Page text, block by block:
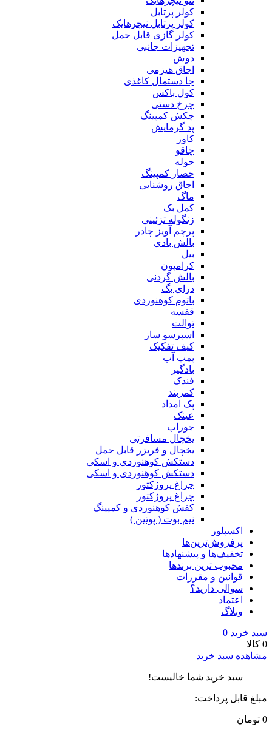
کولر پرتابل
کولر پرتابل نیچرهایک
کولر گازی قابل حمل
تجهیزات جانبی
دوش
اجاق هیزمی
جا دستمال کاغذی
کول باکس
چرخ دستی
چکش کمپینگ
پد گرمایش
کاور
چاقو
حوله
حصار کمپینگ
اجاق روشنایی
ماگ
کمل بک
زنگوله تزئینی
پرچم آویز چادر
بالش بادی
بیل
کرامپون
بالش گردنی
درای بگ
باتوم کوهنوردی
قفسه
توالت
اسپرسو ساز
کیف تفکیک
پمپ آب
بادگیر
فندک
کمربند
پک امداد
عینک
جوراب
یخچال مسافرتی
یخچال و فریزر قابل حمل
دستکش کوهنوردی و اسکی
دستکش کوهنوردی و اسکی
چراغ پروژکتور
چراغ پروژکتور
کفش کوهنوردی و کمپینگ
نیم بوت ( پوتین )
اکسپلور
پرفروش‌ترین‌ها
تخفیف‌ها و پیشنهادها
محبوب ترین برندها
قوانین و مقررات
سوالی دارید؟
اعتماد
وبلاگ
سبد خرید 0
0 کالا
مشاهده سبد خرید
سبد خرید شما خالیست!
مبلغ قابل پرداخت:
0 تومان